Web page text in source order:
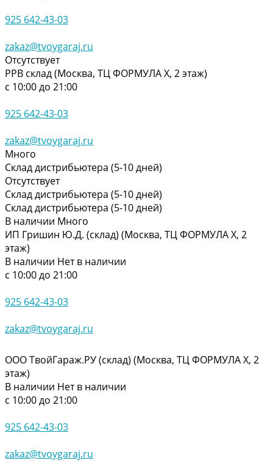
925 642-43-03
zakaz@tvoygaraj.ru
Отсутствует
РРВ склад (Москва, ТЦ ФОРМУЛА Х, 2 этаж)
с 10:00 до 21:00
925 642-43-03
zakaz@tvoygaraj.ru
Много
Склад дистрибьютера (5-10 дней)
Отсутствует
Склад дистрибьютера (5-10 дней)
Склад дистрибьютера (5-10 дней)
В наличии Много
ИП Гришин Ю.Д. (склад) (Москва, ТЦ ФОРМУЛА Х, 2
этаж)
В наличии Нет в наличии
с 10:00 до 21:00
925 642-43-03
zakaz@tvoygaraj.ru
ООО ТвойГараж.РУ (склад) (Москва, ТЦ ФОРМУЛА Х, 2
этаж)
В наличии Нет в наличии
с 10:00 до 21:00
925 642-43-03
zakaz@tvoygaraj.ru